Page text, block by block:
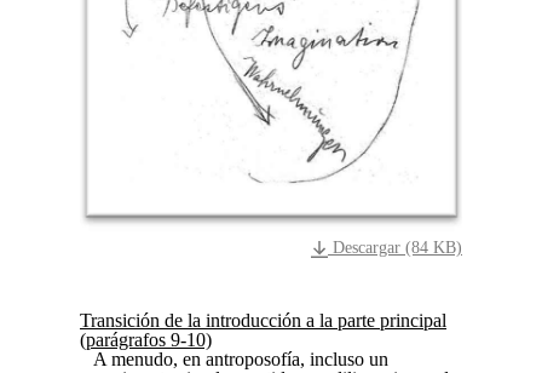
Descargar (84 KB)
Transición de la introducción a la parte principal
(parágrafos 9-10)
A menudo, en antroposofía, incluso un